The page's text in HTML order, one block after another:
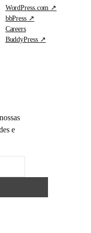
WordPress.com ↗
bbPress ↗
Careers
BuddyPress ↗
e